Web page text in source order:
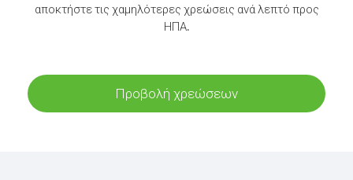
αποκτήστε τις χαμηλότερες χρεώσεις ανά λεπτό προς
ΗΠΑ.
Προβολή χρεώσεων